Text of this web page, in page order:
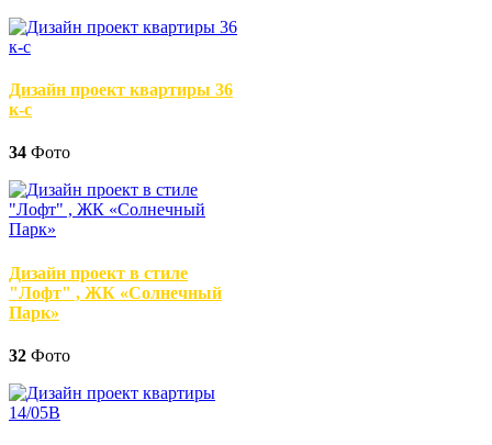
Дизайн проект квартиры 36
к-с
34 Фото
Дизайн проект в стиле
"Лофт" , ЖК «Солнечный
Парк»
32 Фото